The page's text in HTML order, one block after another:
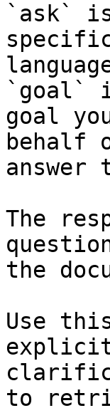
`ask`
`goal`
goal
behalf
The
the
Use